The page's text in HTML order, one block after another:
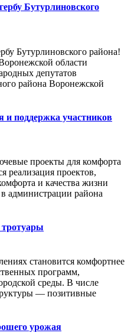
Бутурлиновского
Бутурлиновского района!
области
депутатов
района Воронежской
и поддержка участников
проекты для комфорта
реализация проектов,
и качества жизни
администрации района
становится комфортнее
программ,
среды. В числе
— позитивные
урожая